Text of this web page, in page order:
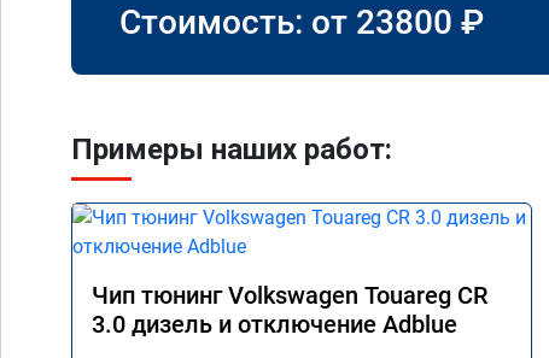
Стоимость: от 23800 ₽
Примеры наших работ:
Чип тюнинг Volkswagen Touareg CR
3.0 дизель и отключение Adblue